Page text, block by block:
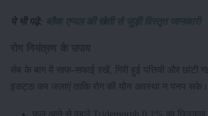
ये भी पढ़े: ब्लैक एप्पल की खेती से जुड़ी विस्तृत जानकारी
सेब के बाग में साफ-सफाई रखें, गिरी हुई पत्तियों और छांटी गई
इकट्ठा कर जलाएं ताकि रोग की यौन अवस्था न पनप सके।
फूल आने से पहले Tridemorph 0.1% का छिड़काव